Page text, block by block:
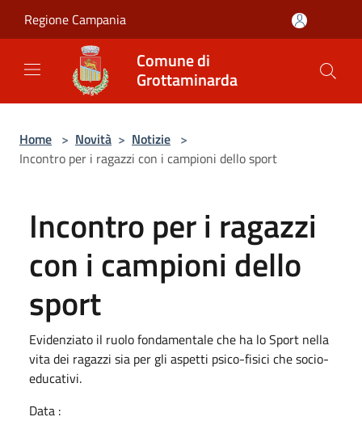
Regione Campania
Comune di
Grottaminarda
Home > Novità > Notizie >
Incontro per i ragazzi con i campioni dello sport
Incontro per i ragazzi
con i campioni dello
sport
Evidenziato il ruolo fondamentale che ha lo Sport nella
vita dei ragazzi sia per gli aspetti psico-fisici che socio-
educativi.
Data :